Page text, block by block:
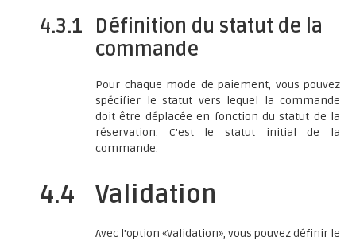
4.3.1
Définition du statut de la
commande
Pour chaque mode de paiement, vous pouvez
spécifier le statut vers lequel la commande
doit être déplacée en fonction du statut de la
réservation. C'est le statut initial de la
commande.
4.4 Validation
Avec l'option «Validation», vous pouvez définir le